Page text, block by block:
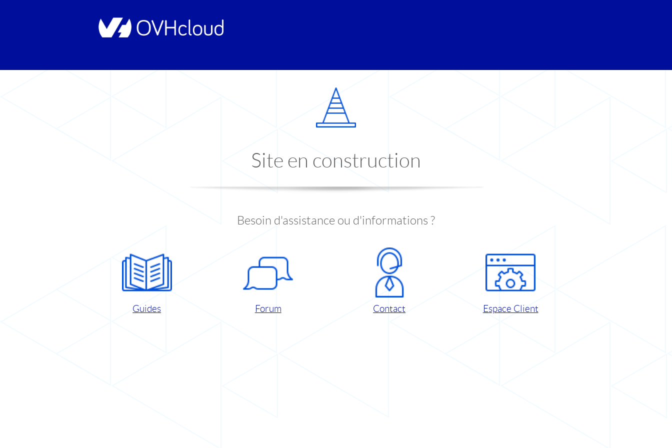
Site en construction
Besoin d'assistance ou d'informations ?
Guides Forum Contact Espace Client